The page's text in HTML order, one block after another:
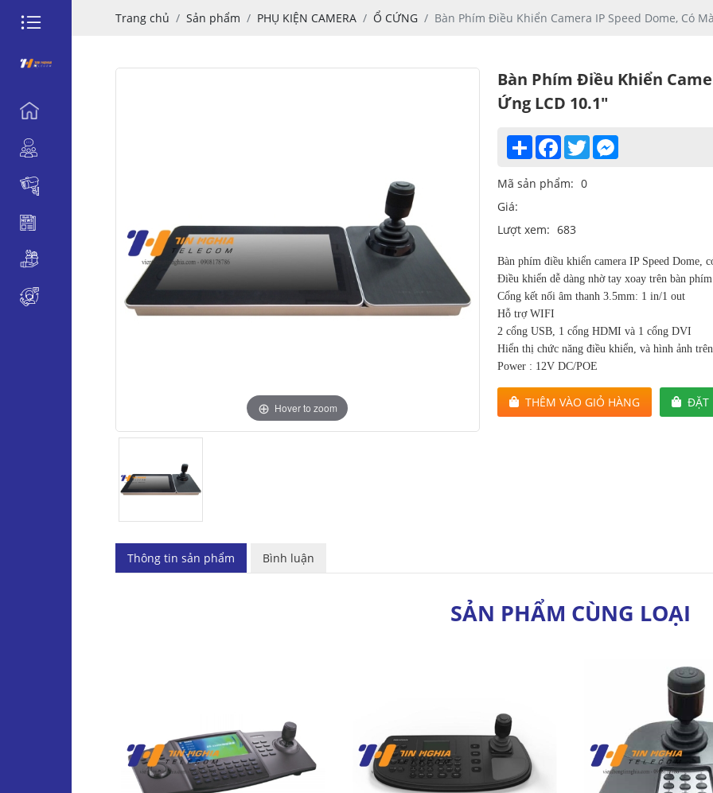
Trang chủ Sản phẩm PHỤ KIỆN CAMERA Ổ CỨNG Bàn Phím Điều Khiển Camera IP Speed Dome, Có
Hover to zoom
Bàn Phím Điều Khiển
Ứng LCD 10.1"
Share Facebook
Twitter
Mã sản phẩm: 0
Giá:
Lượt xem: 683
Bàn phím điều khiển camera IP Speed Dome,
Điều khiển dễ dàng nhờ tay xoay trên bàn
Cổng kết nối âm thanh 3.5mm: 1 in/1 out
Hỗ trợ WIFI
2 cổng USB, 1 cổng HDMI và 1 cổng DVI
Hiển thị chức năng điều khiển, và hình ảnh
Power : 12V DC/POE
THÊM VÀO GIỎ HÀNG ĐẶT
Thông tin sản phẩm Bình luận
SẢN PHẨM CÙNG LOẠI